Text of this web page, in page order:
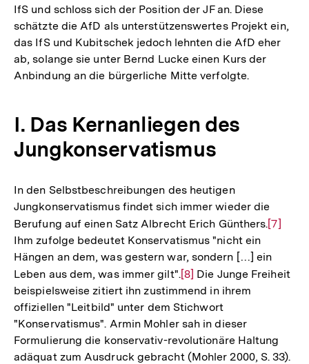
IfS und schloss sich der Position der JF an. Diese
schätzte die AfD als unterstützenswertes Projekt ein,
das IfS und Kubitschek jedoch lehnten die AfD eher
ab, solange sie unter Bernd Lucke einen Kurs der
Anbindung an die bürgerliche Mitte verfolgte.
I. Das Kernanliegen des
Jungkonservatismus
In den Selbstbeschreibungen des heutigen
Jungkonservatismus findet sich immer wieder die
Berufung auf einen Satz Albrecht Erich Günthers.Zur
der
[7]
Ihm zufolge bedeutet Konservatismus "nicht ein
Hängen an dem, was gestern war, sondern […] ein
Leben aus dem, was immer gilt".Zur
Auflösung
der
Fußnote
[8] Die Junge Freiheit
beispielsweise zitiert ihn zustimmend in ihrem
offiziellen "Leitbild" unter dem Stichwort
"Konservatismus". Armin Mohler sah in dieser
Formulierung die konservativ-revolutionäre Haltung
adäquat zum Ausdruck gebracht (Mohler 2000, S. 33).